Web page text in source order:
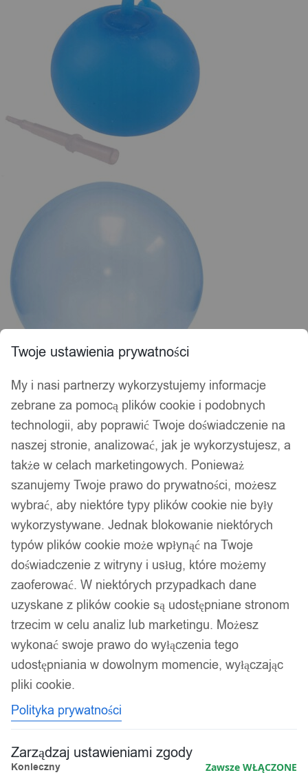
Twoje ustawienia prywatności
My i nasi partnerzy wykorzystujemy informacje
zebrane za pomocą plików cookie i podobnych
technologii, aby poprawić Twoje doświadczenie na
naszej stronie, analizować, jak je wykorzystujesz, a
także w celach marketingowych. Ponieważ
szanujemy Twoje prawo do prywatności, możesz
wybrać, aby niektóre typy plików cookie nie były
wykorzystywane. Jednak blokowanie niektórych
typów plików cookie może wpłynąć na Twoje
doświadczenie z witryny i usług, które możemy
zaoferować. W niektórych przypadkach dane
uzyskane z plików cookie są udostępniane stronom
trzecim w celu analiz lub marketingu. Możesz
wykonać swoje prawo do wyłączenia tego
udostępniania w dowolnym momencie, wyłączając
pliki cookie.
Polityka prywatności
Zarządzaj ustawieniami zgody
Konieczny Zawsze WŁĄCZONE